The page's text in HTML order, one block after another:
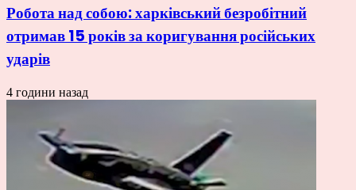
Робота над собою: харківський безробітний
отримав 15 років за коригування російських
ударів
4 години назад